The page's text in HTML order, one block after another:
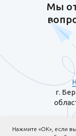
Нажмите «ОК», если
Мы
г.